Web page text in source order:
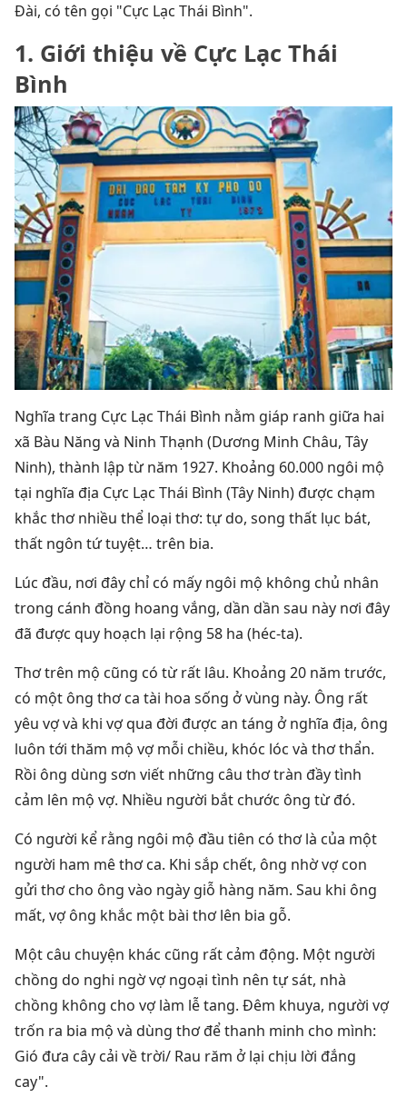
Đài, có tên gọi "Cực Lạc Thái Bình".
1. Giới thiệu về Cực Lạc Thái
Bình
Nghĩa trang Cực Lạc Thái Bình nằm giáp ranh giữa hai
xã Bàu Năng và Ninh Thạnh (Dương Minh Châu, Tây
Ninh), thành lập từ năm 1927. Khoảng 60.000 ngôi mộ
tại nghĩa địa Cực Lạc Thái Bình (Tây Ninh) được chạm
khắc thơ nhiều thể loại thơ: tự do, song thất lục bát,
thất ngôn tứ tuyệt… trên bia.
Lúc đầu, nơi đây chỉ có mấy ngôi mộ không chủ nhân
trong cánh đồng hoang vắng, dần dần sau này nơi đây
đã được quy hoạch lại rộng 58 ha (héc-ta).
Thơ trên mộ cũng có từ rất lâu. Khoảng 20 năm trước,
có một ông thơ ca tài hoa sống ở vùng này. Ông rất
yêu vợ và khi vợ qua đời được an táng ở nghĩa địa, ông
luôn tới thăm mộ vợ mỗi chiều, khóc lóc và thơ thẩn.
Rồi ông dùng sơn viết những câu thơ tràn đầy tình
cảm lên mộ vợ. Nhiều người bắt chước ông từ đó.
Có người kể rằng ngôi mộ đầu tiên có thơ là của một
người ham mê thơ ca. Khi sắp chết, ông nhờ vợ con
gửi thơ cho ông vào ngày giỗ hàng năm. Sau khi ông
mất, vợ ông khắc một bài thơ lên bia gỗ.
Một câu chuyện khác cũng rất cảm động. Một người
chồng do nghi ngờ vợ ngoại tình nên tự sát, nhà
chồng không cho vợ làm lễ tang. Đêm khuya, người vợ
trốn ra bia mộ và dùng thơ để thanh minh cho mình:
Gió đưa cây cải về trời/ Rau răm ở lại chịu lời đắng
cay".